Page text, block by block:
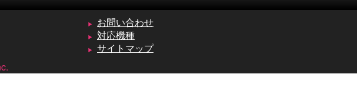
お問い合わせ
対応機種
サイトマップ